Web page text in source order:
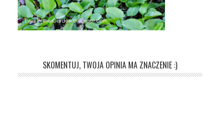
SKOMENTUJ, TWOJA OPINIA MA ZNACZENIE :)